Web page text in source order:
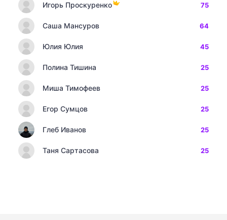
Игорь Проскуренко 75
Саша Мансуров 64
Юлия Юлия 45
Полина Тишина 25
Миша Тимофеев 25
Егор Сумцов 25
Глеб Иванов 25
Таня Сартасова 25